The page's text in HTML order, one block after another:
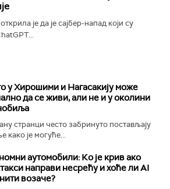
је да је сајбер-напад који су
у Хирошими и Нагасакију може
да се живи, али не и у околини
странци често забринуто постављају
како је могуће...
аутомобили: Ко је крив ако
направи несрећу и хоће ли AI
возаче?